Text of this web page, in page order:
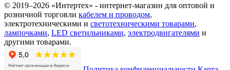
© 2019–2026 «Интертех» - интернет-магазин для оптовой и
розничной торговли кабелем и проводом,
электротехническими и светотехническими товарами,
лампочками, LED светильниками, электродвигателями и
другими товарами.